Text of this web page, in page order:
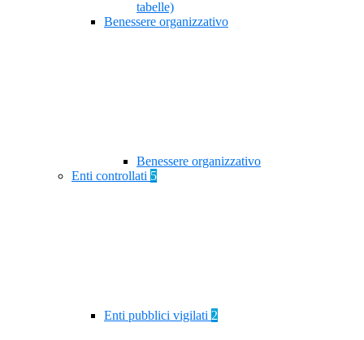
tabelle)
Benessere organizzativo
Benessere organizzativo
Enti controllati 5
Enti pubblici vigilati 2